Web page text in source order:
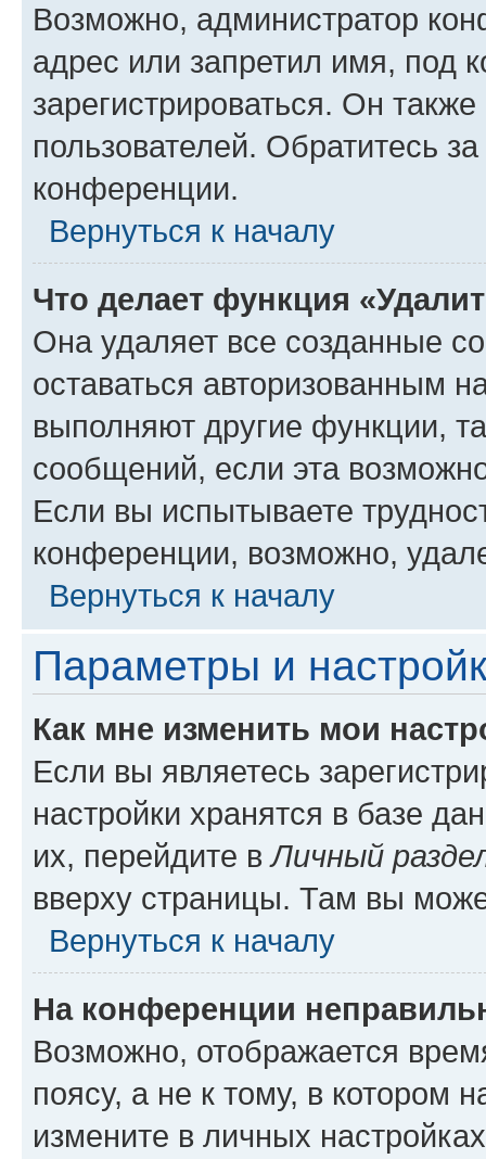
Возможно, администратор
адрес или запретил имя, под
зарегистрироваться. Он
пользователей. Обратитесь
конференции.
Вернуться к началу
Что делает функция
Она удаляет все созданные
оставаться авторизованным
выполняют другие функции,
сообщений, если эта
Если вы испытываете
конференции, возможно,
Вернуться к началу
Параметры и
Как мне изменить мои
Если вы являетесь
настройки хранятся в базе
их, перейдите вЛичный
вверху страницы. Там вы
Вернуться к началу
На конференции
Возможно, отображается
поясу, а не к тому, в котором
измените в личных